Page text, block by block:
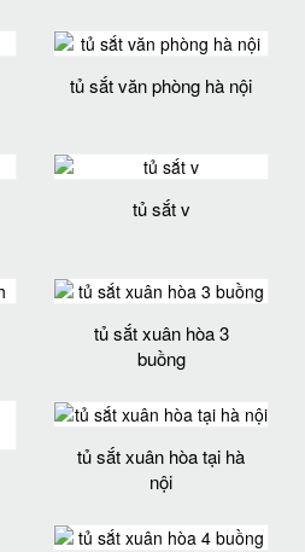
tủ sắt văn phòng hà nội
tủ sắt v
tủ sắt xuân hòa 3
buồng
tủ sắt xuân hòa tại hà
nội